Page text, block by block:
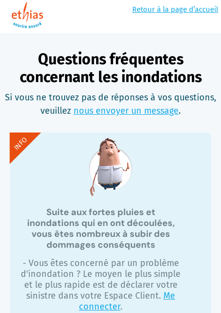
Retour à la page d’accueil
Questions fréquentes
concernant les inondations
Si vous ne trouvez pas de réponses à vos questions,
veuillez nous envoyer un message.
INFO
Suite aux fortes pluies et
inondations qui en ont découlées,
vous êtes nombreux à subir des
dommages conséquents
- Vous êtes concerné par un problème
d'inondation ? Le moyen le plus simple
et le plus rapide est de déclarer votre
sinistre dans votre Espace Client. Me
connecter.